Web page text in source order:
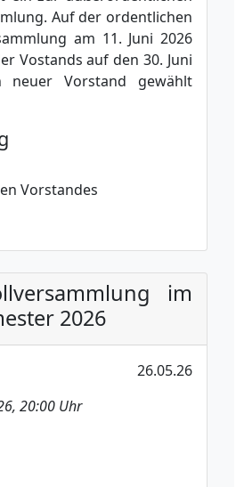
Auf der ordentlichen
am 11. Juni 2026
Vostands auf den 30. Juni
Vorstand gewählt
Vorstandes
im
2026
26.05.26
20:00 Uhr